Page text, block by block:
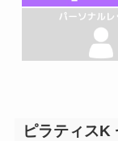
ピラティスK